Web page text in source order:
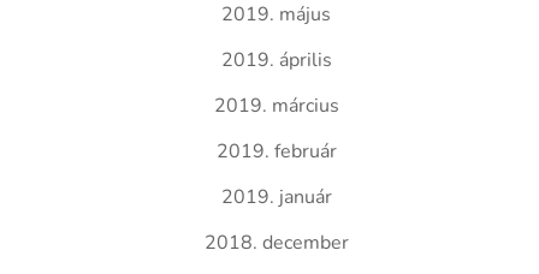
2019. május
2019. április
2019. március
2019. február
2019. január
2018. december